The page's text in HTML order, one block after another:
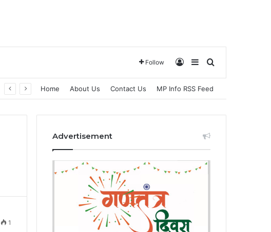
Follow Log InSidebarSearch for
Home About Us Contact Us MP Info RSS Feed
1
Advertisement